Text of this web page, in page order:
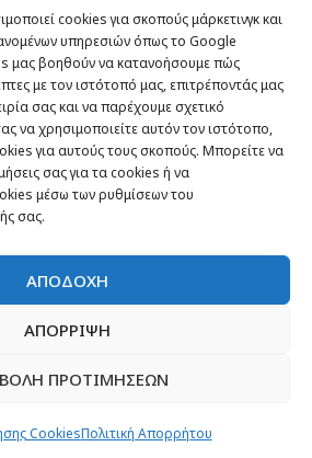
cookies για σκοπούς μάρκετινγκ και
υπηρεσιών όπως το Google
μας βοηθούν να κατανοήσουμε πώς
με τον ιστότοπό μας, επιτρέποντάς μας
σας και να παρέχουμε σχετικό
να χρησιμοποιείτε αυτόν τον ιστότοπο,
για αυτούς τους σκοπούς. Μπορείτε να
σας για τα cookies ή να
μέσω των ρυθμίσεων του
σας.
ΑΠΟΔΟΧΗ
ΑΠΟΡΡΙΨΗ
ΠΡΟΤΙΜΗΣΕΩΝ
CookiesΠολιτική Απορρήτου
Ελλάδα
σου